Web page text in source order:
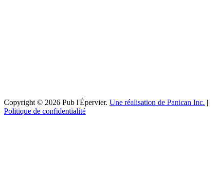
Copyright © 2026 Pub l'Épervier. Une réalisation de Panican Inc. |
Politique de confidentialité